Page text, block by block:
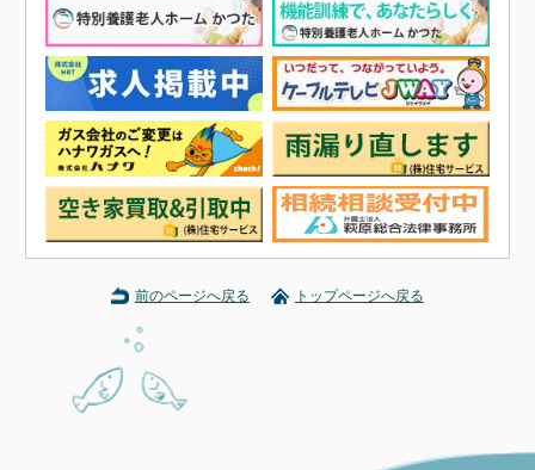
前のページへ戻る トップページへ戻る